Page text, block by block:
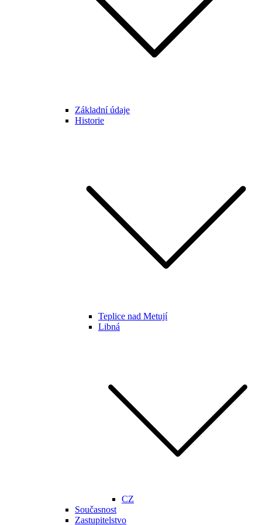
Základní údaje
Historie
Teplice nad Metují
Libná
CZ
Současnost
Zastupitelstvo